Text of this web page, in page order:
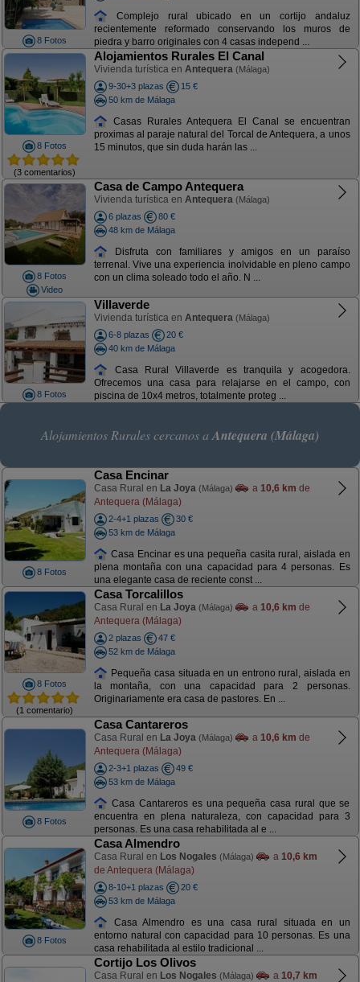
8 Fotos
Complejo rural ubicado en un cortijo andaluz
recientemente reformado conservando los muros de
piedra y barro originales con 4 casas independ ...
8 Fotos
(3 comentarios)
Alojamientos Rurales El Canal
Vivienda turística en Antequera (Málaga)
9-30+3 plazas
15 €
50 km de Málaga
Casas Rurales Antequera El Canal se encuentran
proximas al paraje natural del Torcal de Antequera, a unos
15 minutos, que sin duda harán las ...
8 Fotos
Video
Casa de Campo Antequera
Vivienda turística en Antequera (Málaga)
6 plazas
80 €
48 km de Málaga
Disfruta con familiares y amigos en un paraíso
terrenal. Vive una experiencia inolvidable en pleno campo
con un clima soleado todo el año. N ...
8 Fotos
Villaverde
Vivienda turística en Antequera (Málaga)
6-8 plazas
20 €
40 km de Málaga
Casa Rural Villaverde es tranquila y acogedora.
Ofrecemos una casa para relajarse en el campo, con
piscina de 10x4 metros, totalmente proteg ...
Alojamientos Rurales cercanos a Antequera (Málaga)
8 Fotos
Casa Encinar
Casa Rural en La Joya (Málaga) a 10,6 km de
Antequera (Málaga)
2-4+1 plazas
30 €
53 km de Málaga
Casa Encinar es una pequeña casita rural, aislada en
plena montaña con una capacidad para 4 personas. Es
una elegante casa de reciente const ...
8 Fotos
(1 comentario)
Casa Torcalillos
Casa Rural en La Joya (Málaga) a 10,6 km de
Antequera (Málaga)
2 plazas
47 €
52 km de Málaga
Pequeña casa situada en un entrono rural, aislada en
la montaña, con una capacidad para 2 personas.
Originariamente era casa de pastores. En ...
8 Fotos
Casa Cantareros
Casa Rural en La Joya (Málaga) a 10,6 km de
Antequera (Málaga)
2-3+1 plazas
49 €
53 km de Málaga
Casa Cantareros es una pequeña casa rural que se
encuentra en plena naturaleza, con capacidad para 3
personas. Es una casa rehabilitada al e ...
8 Fotos
Casa Almendro
Casa Rural en Los Nogales (Málaga) a 10,6 km
de Antequera (Málaga)
8-10+1 plazas
20 €
53 km de Málaga
Casa Almendro es una casa rural situada en un
entorno natural con capacidad para 10 personas. Es una
casa rehabilitada al estilo tradicional ...
Cortijo Los Olivos
Casa Rural en Los Nogales (Málaga) a 10,7 km